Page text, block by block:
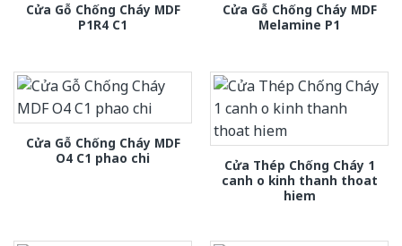
Cửa Gỗ Chống Cháy MDF
P1R4 C1
Cửa Gỗ Chống Cháy MDF
Melamine P1
Cửa Gỗ Chống Cháy MDF
O4 C1 phao chi
Cửa Thép Chống Cháy 1
canh o kinh thanh thoat
hiem